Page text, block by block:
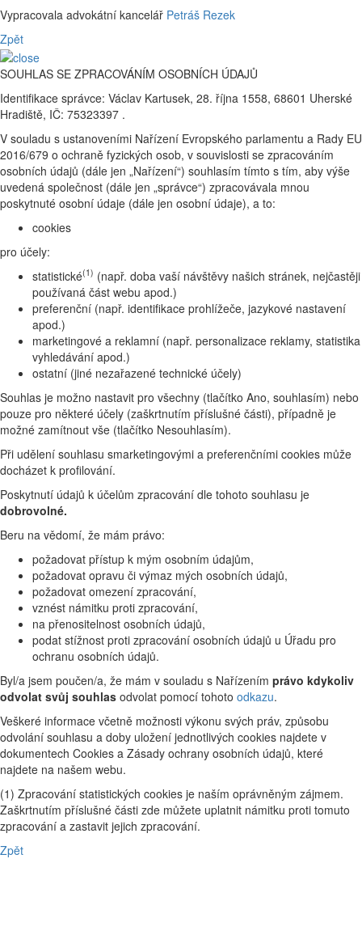
Vypracovala advokátní kancelář Petráš Rezek
Zpět
SOUHLAS SE ZPRACOVÁNÍM OSOBNÍCH ÚDAJŮ
Identifikace správce: Václav Kartusek, 28. října 1558, 68601 Uherské
Hradiště, IČ: 75323397 .
V souladu s ustanoveními Nařízení Evropského parlamentu a Rady EU
2016/679 o ochraně fyzických osob, v souvislosti se zpracováním
osobních údajů (dále jen „Nařízení“) souhlasím tímto s tím, aby výše
uvedená společnost (dále jen „správce“) zpracovávala mnou
poskytnuté osobní údaje (dále jen osobní údaje), a to:
cookies
pro účely:
statistické(1) (např. doba vaší návštěvy našich stránek, nejčastěji
používaná část webu apod.)
preferenční (např. identifikace prohlížeče, jazykové nastavení
apod.)
marketingové a reklamní (např. personalizace reklamy, statistika
vyhledávání apod.)
ostatní (jiné nezařazené technické účely)
Souhlas je možno nastavit pro všechny (tlačítko Ano, souhlasím) nebo
pouze pro některé účely (zaškrtnutím příslušné části), případně je
možné zamítnout vše (tlačítko Nesouhlasím).
Při udělení souhlasu smarketingovými a preferenčními cookies může
docházet k profilování.
Poskytnutí údajů k účelům zpracování dle tohoto souhlasu je
dobrovolné.
Beru na vědomí, že mám právo:
požadovat přístup k mým osobním údajům,
požadovat opravu či výmaz mých osobních údajů,
požadovat omezení zpracování,
vznést námitku proti zpracování,
na přenositelnost osobních údajů,
podat stížnost proti zpracování osobních údajů u Úřadu pro
ochranu osobních údajů.
Byl/a jsem poučen/a, že mám v souladu s Nařízením právo kdykoliv
odvolat svůj souhlas odvolat pomocí tohoto odkazu.
Veškeré informace včetně možnosti výkonu svých práv, způsobu
odvolání souhlasu a doby uložení jednotlivých cookies najdete v
dokumentech Cookies a Zásady ochrany osobních údajů, které
najdete na našem webu.
(1) Zpracování statistických cookies je naším oprávněným zájmem.
Zaškrtnutím příslušné části zde můžete uplatnit námitku proti tomuto
zpracování a zastavit jejich zpracování.
Zpět